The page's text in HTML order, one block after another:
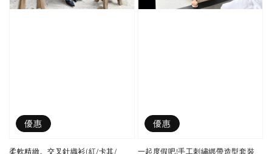
優惠
柔軟精緻。交叉針織衫(紅/卡其/
優惠
一起度假吧!手工刺繡綁帶造型套裝